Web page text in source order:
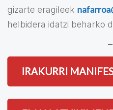
gizarte eragileek
helbidera idatzi beharko
–
IRAKURRI